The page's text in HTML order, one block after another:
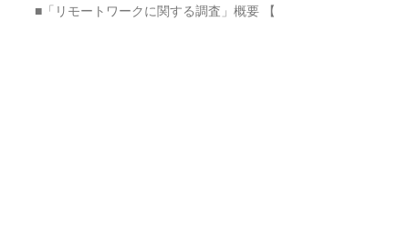
■「リモートワークに関する調査」概要 【